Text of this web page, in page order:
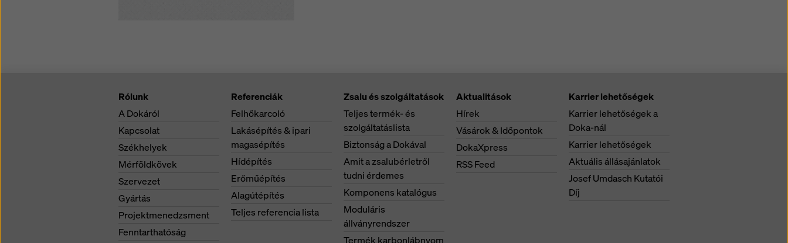
Rólunk
A Dokáról
Kapcsolat
Székhelyek
Mérföldkövek
Szervezet
Gyártás
Projektmenedzsment
Fenntarthatóság
Referenciák
Felhőkarcoló
Lakásépítés & ipari
magasépítés
Hídépítés
Erőműépítés
Alagútépítés
Teljes referencia lista
Zsalu és szolgáltatások
Teljes termék- és
szolgáltatáslista
Biztonság a Dokával
Amit a zsalubérletről
tudni érdemes
Komponens katalógus
Moduláris
állványrendszer
Termék karbonlábnyom
Aktualitások
Hírek
Vásárok & Időpontok
DokaXpress
RSS Feed
Karrier lehetőségek
Karrier lehetőségek a
Doka-nál
Karrier lehetőségek
Aktuális állásajánlatok
Josef Umdasch Kutatói
Díj